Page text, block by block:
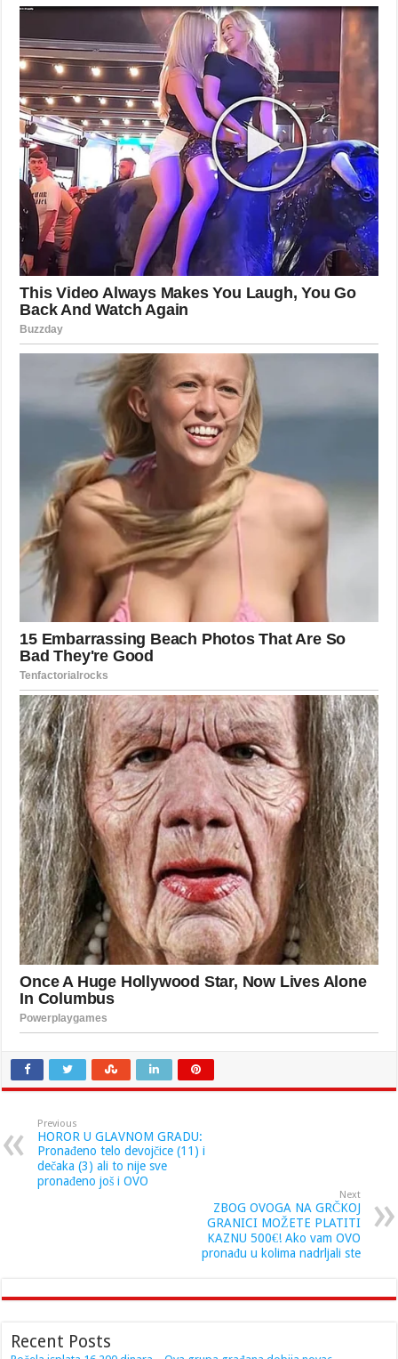
Previous
HOROR U GLAVNOM GRADU:
Pronađeno telo devojčice (11) i
dečaka (3) ali to nije sve
pronađeno još i OVO
Next
ZBOG OVOGA NA GRČKOJ
GRANICI MOŽETE PLATITI
KAZNU 500€! Ako vam OVO
pronađu u kolima nadrljali ste
Recent Posts